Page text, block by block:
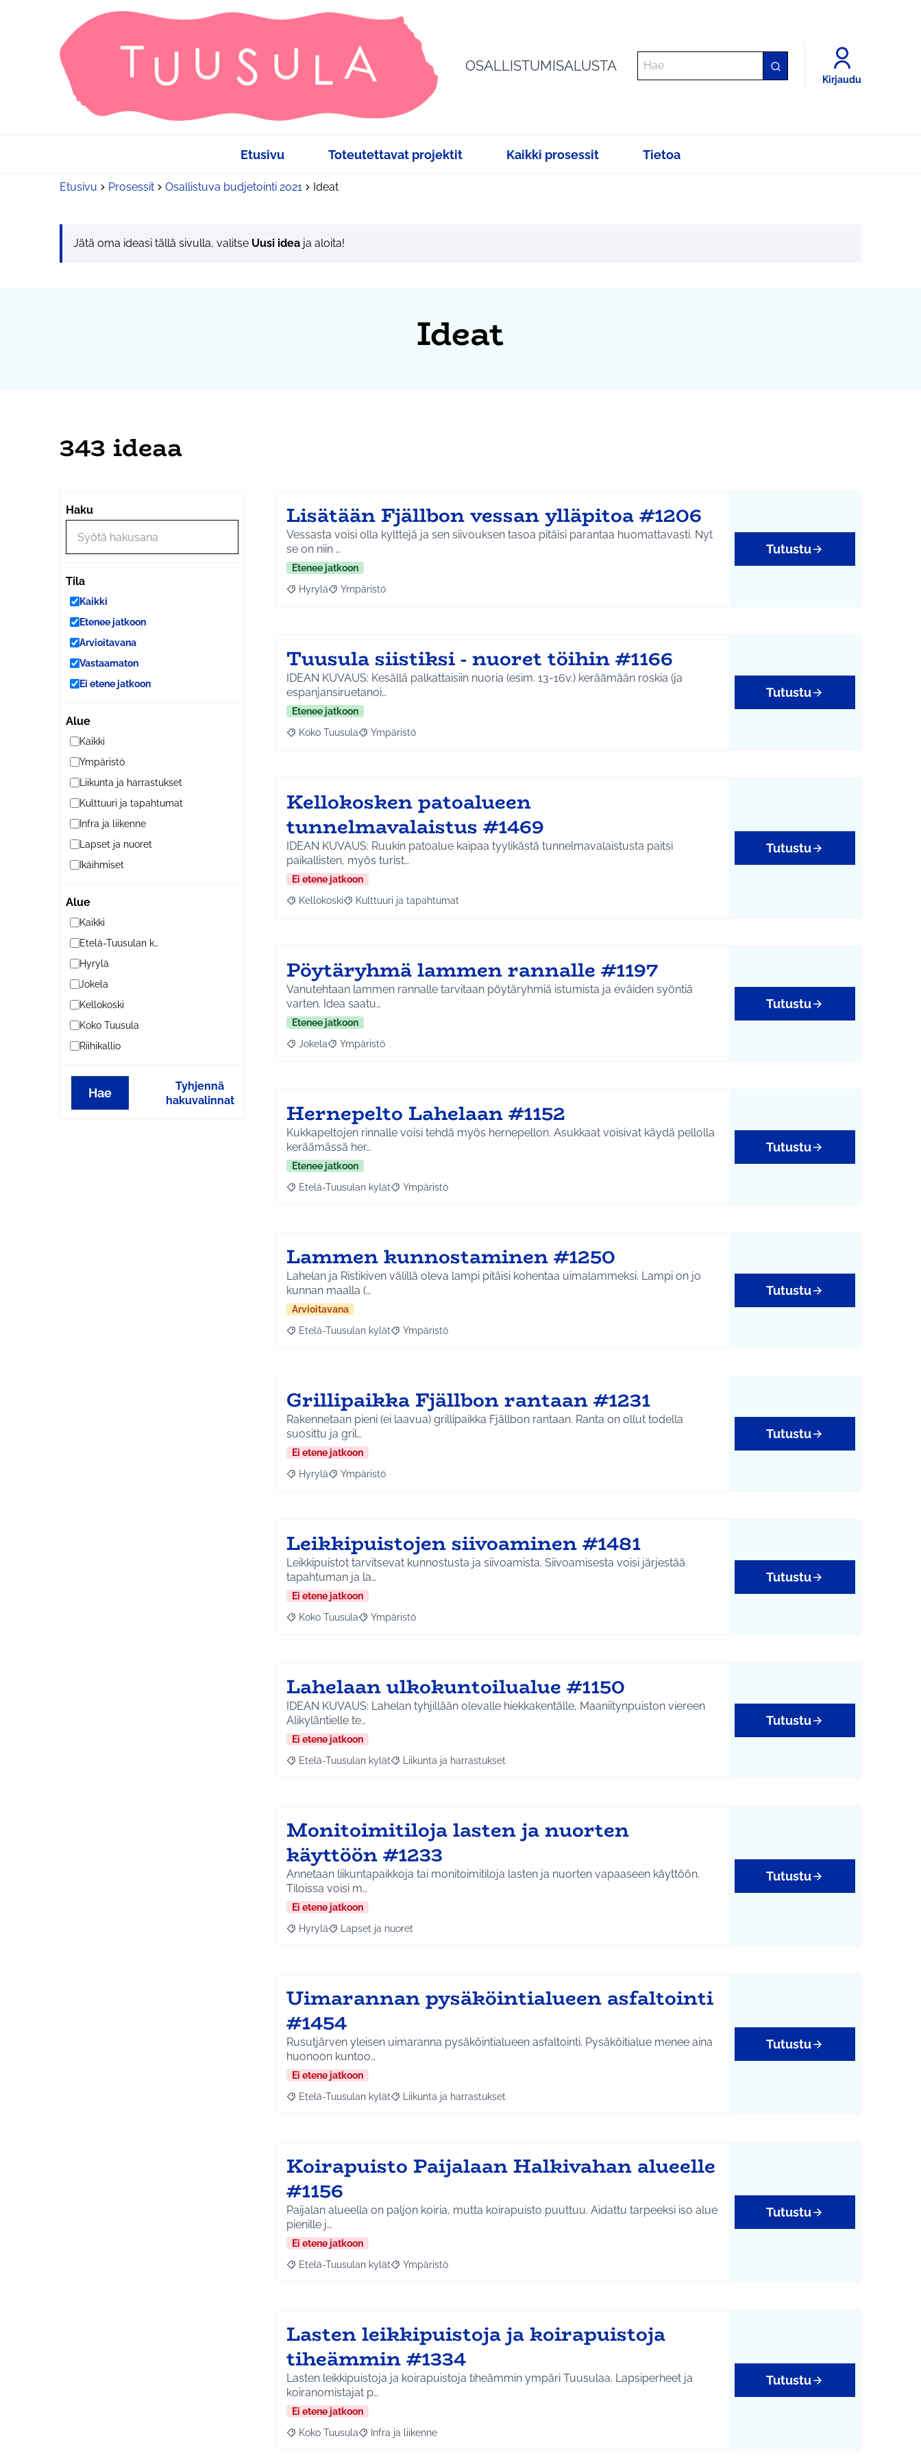
OSALLISTUMISALUSTA
Kirjaudu
Etusivu Toteutettavat projektit Kaikki prosessit Tietoa
Etusivu Prosessit Osallistuva budjetointi 2021 Ideat
Jätä oma ideasi tällä sivulla, valitse Uusi idea ja aloita!
Ideat
343 ideaa
Haku
Tila
Kaikki
Etenee jatkoon
Arvioitavana
Vastaamaton
Ei etene jatkoon
Alue
Kaikki
Ympäristö
Liikunta ja harrastukset
Kulttuuri ja tapahtumat
Infra ja liikenne
Lapset ja nuoret
Ikäihmiset
Alue
Kaikki
Etelä-Tuusulan kylät
Hyrylä
Jokela
Kellokoski
Koko Tuusula
Riihikallio
Hae
Tyhjennä
hakuvalinnat
Lisätään Fjällbon vessan ylläpitoa #1206
Vessasta voisi olla kylttejä ja sen siivouksen tasoa pitäisi parantaa huomattavasti. Nyt
se on niin …
Etenee jatkoon
Rajaa tulokset aihepiirin mukaan: Hyrylä
Hyrylä Rajaa tulokset teeman mukaan: Ympäristö
Ympäristö
Tutustu
Tuusula siistiksi - nuoret töihin #1166
IDEAN KUVAUS: Kesällä palkattaisiin nuoria (esim. 13-16v.) keräämään roskia (ja
espanjansiruetanoi…
Etenee jatkoon
Rajaa tulokset aihepiirin mukaan: Koko Tuusula
Koko Tuusula Rajaa tulokset teeman mukaan: Ympäristö
Ympäristö
Tutustu
Kellokosken patoalueen
tunnelmavalaistus #1469
IDEAN KUVAUS: Ruukin patoalue kaipaa tyylikästä tunnelmavalaistusta paitsi
paikallisten, myös turist…
Ei etene jatkoon
Rajaa tulokset aihepiirin mukaan: Kellokoski
Kellokoski Rajaa tulokset teeman mukaan: Kulttuuri ja tapahtumat
Kulttuuri ja tapahtumat
Tutustu
Pöytäryhmä lammen rannalle #1197
Vanutehtaan lammen rannalle tarvitaan pöytäryhmiä istumista ja eväiden syöntiä
varten. Idea saatu…
Etenee jatkoon
Rajaa tulokset aihepiirin mukaan: Jokela
Jokela Rajaa tulokset teeman mukaan: Ympäristö
Ympäristö
Tutustu
Hernepelto Lahelaan #1152
Kukkapeltojen rinnalle voisi tehdä myös hernepellon. Asukkaat voisivat käydä pellolla
keräämässä her…
Etenee jatkoon
Rajaa tulokset aihepiirin mukaan: Etelä-Tuusulan kylät
Etelä-Tuusulan kylät Rajaa tulokset teeman mukaan: Ympäristö
Ympäristö
Tutustu
Lammen kunnostaminen #1250
Lahelan ja Ristikiven välillä oleva lampi pitäisi kohentaa uimalammeksi. Lampi on jo
kunnan maalla (…
Arvioitavana
Rajaa tulokset aihepiirin mukaan: Etelä-Tuusulan kylät
Etelä-Tuusulan kylät Rajaa tulokset teeman mukaan: Ympäristö
Ympäristö
Tutustu
Grillipaikka Fjällbon rantaan #1231
Rakennetaan pieni (ei laavua) grillipaikka Fjällbon rantaan. Ranta on ollut todella
suosittu ja gril…
Ei etene jatkoon
Rajaa tulokset aihepiirin mukaan: Hyrylä
Hyrylä Rajaa tulokset teeman mukaan: Ympäristö
Ympäristö
Tutustu
Leikkipuistojen siivoaminen #1481
Leikkipuistot tarvitsevat kunnostusta ja siivoamista. Siivoamisesta voisi järjestää
tapahtuman ja la…
Ei etene jatkoon
Rajaa tulokset aihepiirin mukaan: Koko Tuusula
Koko Tuusula Rajaa tulokset teeman mukaan: Ympäristö
Ympäristö
Tutustu
Lahelaan ulkokuntoilualue #1150
IDEAN KUVAUS: Lahelan tyhjillään olevalle hiekkakentälle, Maaniitynpuiston viereen
Alikyläntielle te…
Ei etene jatkoon
Rajaa tulokset aihepiirin mukaan: Etelä-Tuusulan kylät
Etelä-Tuusulan kylät Rajaa tulokset teeman mukaan: Liikunta ja harrastukset
Liikunta ja harrastukset
Tutustu
Monitoimitiloja lasten ja nuorten
käyttöön #1233
Annetaan liikuntapaikkoja tai monitoimitiloja lasten ja nuorten vapaaseen käyttöön.
Tiloissa voisi m…
Ei etene jatkoon
Rajaa tulokset aihepiirin mukaan: Hyrylä
Hyrylä Rajaa tulokset teeman mukaan: Lapset ja nuoret
Lapset ja nuoret
Tutustu
Uimarannan pysäköintialueen asfaltointi
#1454
Rusutjärven yleisen uimaranna pysäköintialueen asfaltointi. Pysäköitialue menee aina
huonoon kuntoo…
Ei etene jatkoon
Rajaa tulokset aihepiirin mukaan: Etelä-Tuusulan kylät
Etelä-Tuusulan kylät Rajaa tulokset teeman mukaan: Liikunta ja harrastukset
Liikunta ja harrastukset
Tutustu
Koirapuisto Paijalaan Halkivahan alueelle
#1156
Paijalan alueella on paljon koiria, mutta koirapuisto puuttuu. Aidattu tarpeeksi iso alue
pienille j…
Ei etene jatkoon
Rajaa tulokset aihepiirin mukaan: Etelä-Tuusulan kylät
Etelä-Tuusulan kylät Rajaa tulokset teeman mukaan: Ympäristö
Ympäristö
Tutustu
Lasten leikkipuistoja ja koirapuistoja
tiheämmin #1334
Lasten leikkipuistoja ja koirapuistoja tiheämmin ympäri Tuusulaa. Lapsiperheet ja
koiranomistajat p…
Ei etene jatkoon
Rajaa tulokset aihepiirin mukaan: Koko Tuusula
Koko Tuusula Rajaa tulokset teeman mukaan: Infra ja liikenne
Infra ja liikenne
Tutustu